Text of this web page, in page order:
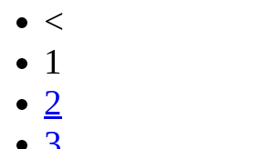
<
1
2